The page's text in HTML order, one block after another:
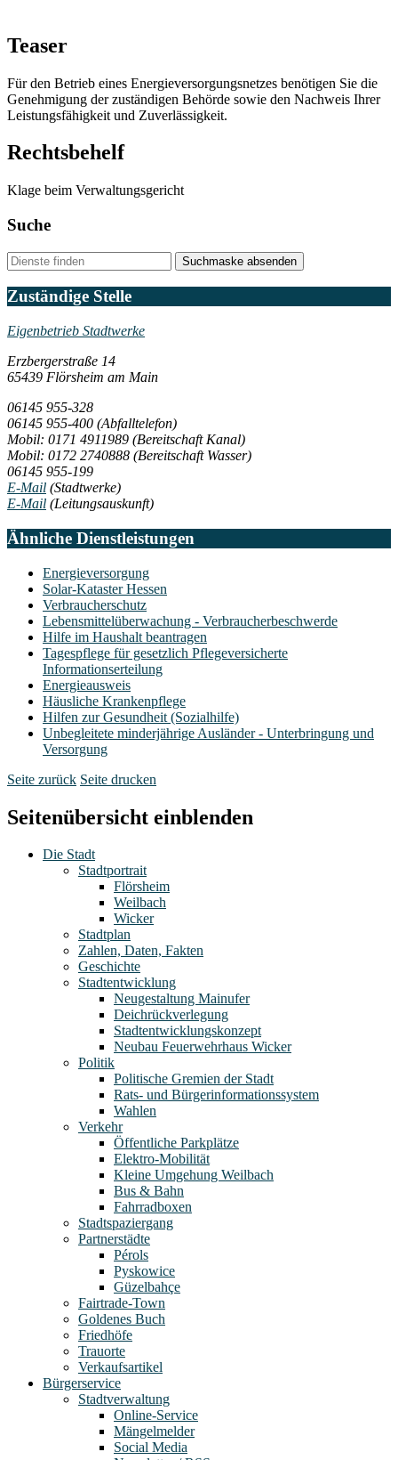
Teaser
Für den Betrieb eines Energieversorgungsnetzes benötigen Sie die
Genehmigung der zuständigen Behörde sowie den Nachweis Ihrer
Leistungsfähigkeit und Zuverlässigkeit.
Rechtsbehelf
Klage beim Verwaltungsgericht
Suche
Suchmaske absenden
Zuständige Stelle
Eigenbetrieb Stadtwerke
Erzbergerstraße 14
65439 Flörsheim am Main
06145 955-328
06145 955-400 (Abfalltelefon)
Mobil: 0171 4911989 (Bereitschaft Kanal)
Mobil: 0172 2740888 (Bereitschaft Wasser)
06145 955-199
E-Mail (Stadtwerke)
E-Mail (Leitungsauskunft)
Ähnliche Dienstleistungen
Energieversorgung
Solar-Kataster Hessen
Verbraucherschutz
Lebensmittelüberwachung - Verbraucherbeschwerde
Hilfe im Haushalt beantragen
Tagespflege für gesetzlich Pflegeversicherte
Informationserteilung
Energieausweis
Häusliche Krankenpflege
Hilfen zur Gesundheit (Sozialhilfe)
Unbegleitete minderjährige Ausländer - Unterbringung und
Versorgung
Seite zurück Seite drucken
Seitenübersicht einblenden
Die Stadt
Stadtportrait
Flörsheim
Weilbach
Wicker
Stadtplan
Zahlen, Daten, Fakten
Geschichte
Stadtentwicklung
Neugestaltung Mainufer
Deichrückverlegung
Stadtentwicklungskonzept
Neubau Feuerwehrhaus Wicker
Politik
Politische Gremien der Stadt
Rats- und Bürgerinformationssystem
Wahlen
Verkehr
Öffentliche Parkplätze
Elektro-Mobilität
Kleine Umgehung Weilbach
Bus & Bahn
Fahrradboxen
Stadtspaziergang
Partnerstädte
Pérols
Pyskowice
Güzelbahçe
Fairtrade-Town
Goldenes Buch
Friedhöfe
Trauorte
Verkaufsartikel
Bürgerservice
Stadtverwaltung
Online-Service
Mängelmelder
Social Media